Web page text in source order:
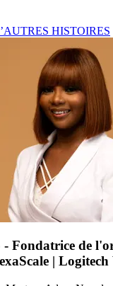
HISTOIRES
Fondatrice de
|